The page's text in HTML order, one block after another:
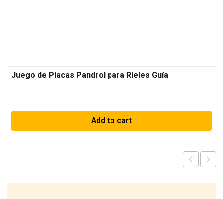
Juego de Placas Pandrol para Rieles Guía
Add to cart